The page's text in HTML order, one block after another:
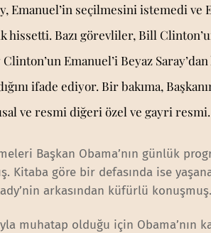
Emanuel’in seçilmesini istemedi ve
hissetti. Bazı görevliler, Bill
Emanuel’i Beyaz Saray’dan
ifade ediyor. Bir bakıma,
ve resmi diğeri özel ve gayri
Başkan Obama’nın günlük
Kitaba göre bir defasında ise
arkasından küfürlü konuşmuş.
muhatap olduğu için Obama’nın